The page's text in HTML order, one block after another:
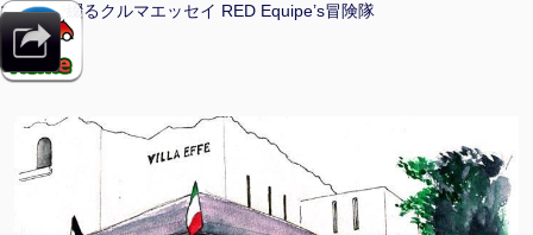
マンガで綴るクルマエッセイ RED Equipe’s冒険隊